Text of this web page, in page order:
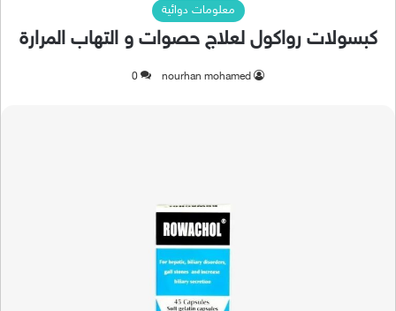
معلومات دوائية
كبسولات رواكول لعلاج حصوات و التهاب المرارة
nourhan mohamed
0